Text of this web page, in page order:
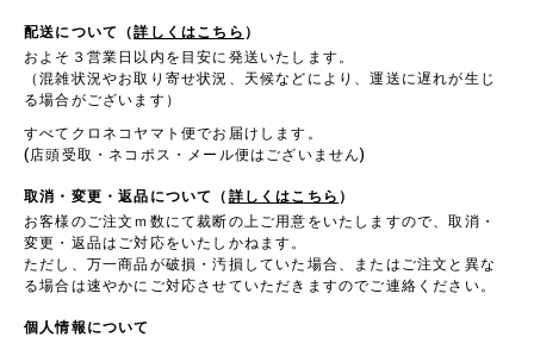
配送について（詳しくはこちら ）
およそ３営業日以内を目安に発送いたします。
（混雑状況やお取り寄せ状況、天候などにより、運送に遅れが生じ
る場合がございます）
すべてクロネコヤマト便でお届けします。
(店頭受取・ネコポス・メール便はございません)
取消・変更・返品について（ 詳しくはこちら ）
お客様のご注文ｍ数にて裁断の上ご用意をいたしますので、取消・
変更・返品はご対応をいたしかねます。
ただし、万一商品が破損・汚損していた場合、またはご注文と異な
る場合は速やかにご対応させていただきますのでご連絡ください。
個人情報について